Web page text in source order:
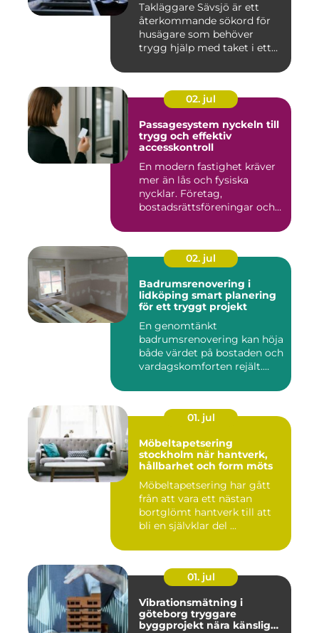
Takläggare Sävsjö är ett
återkommande sökord för
husägare som behöver
trygg hjälp med taket i ett
02. jul
Passagesystem nyckeln till
trygg och effektiv
accesskontroll
En modern fastighet kräver
mer än lås och fysiska
nycklar. Företag,
bostadsrättsföreningar och
02. jul
Badrumsrenovering i
lidköping smart planering
för ett tryggt projekt
En genomtänkt
badrumsrenovering kan höja
både värdet på bostaden och
vardagskomforten rejält.
01. jul
Möbeltapetsering
stockholm när hantverk,
hållbarhet och form möts
Möbeltapetsering har gått
från att vara ett nästan
bortglömt hantverk till att
bli en självklar del ...
01. jul
Vibrationsmätning i
göteborg tryggare
byggprojekt nära känsliga